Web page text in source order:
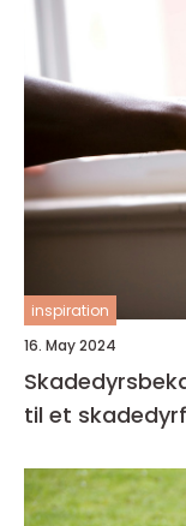
inspiration
16. May 2024
til et